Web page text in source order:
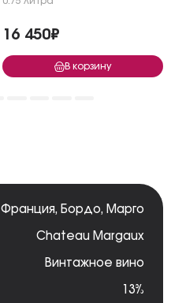
16 450₽
В корзину
Франция, Бордо, Марго
Chateau Margaux
Винтажное вино
13%